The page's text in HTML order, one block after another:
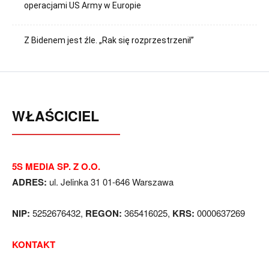
operacjami US Army w Europie
Z Bidenem jest źle. „Rak się rozprzestrzenił”
WŁAŚCICIEL
5S MEDIA SP. Z O.O.
ADRES: ul. Jelinka 31 01-646 Warszawa
NIP: 5252676432, REGON: 365416025, KRS: 0000637269
KONTAKT